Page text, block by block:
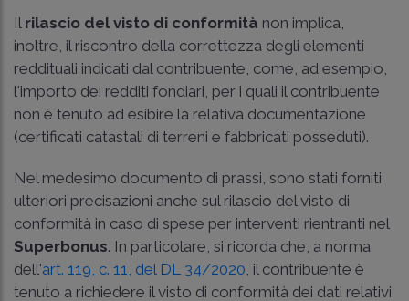
Il rilascio del visto di conformità non implica,
inoltre, il riscontro della correttezza degli elementi
reddituali indicati dal contribuente, come, ad esempio,
l'importo dei redditi fondiari, per i quali il contribuente
non è tenuto ad esibire la relativa documentazione
(certificati catastali di terreni e fabbricati posseduti).
Nel medesimo documento di prassi, sono stati forniti
ulteriori precisazioni anche sul rilascio del visto di
conformità in caso di spese per interventi rientranti nel
Superbonus. In particolare, si ricorda che, a norma
dell'art. 119, c. 11, del DL 34/2020 , il contribuente è
tenuto a richiedere il visto di conformità dei dati relativi